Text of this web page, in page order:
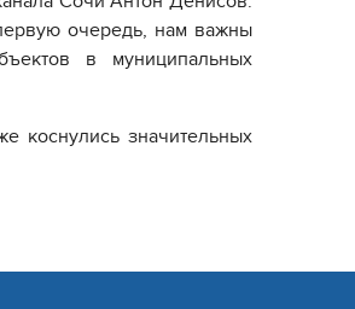
очередь, нам важны
в муниципальных
коснулись значительных